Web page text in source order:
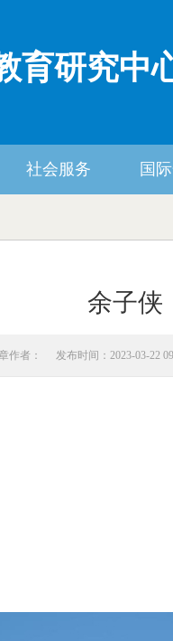
育研究中
社会服务 国
余子侠
作者： 发布时间：2023-03-22